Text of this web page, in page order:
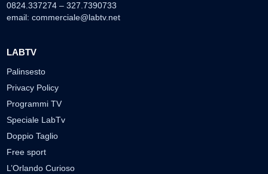
0824.337274 – 327.7390733
email: commerciale@labtv.net
LABTV
Palinsesto
Privacy Policy
Programmi TV
Speciale LabTv
Doppio Taglio
Free sport
L’Orlando Curioso